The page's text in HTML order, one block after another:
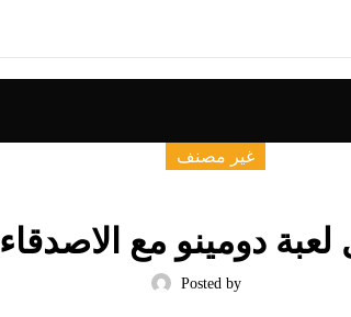
غير مصنف
دومينو مع الاصدقاء
Posted by